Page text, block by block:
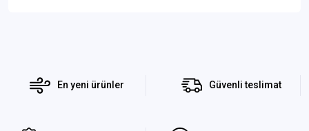
En yeni ürünler Güvenli teslimat